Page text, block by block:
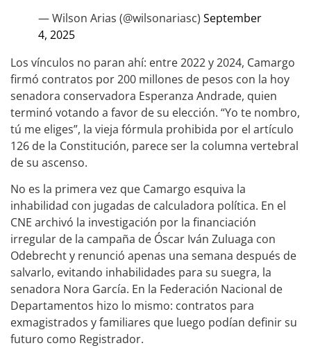
— Wilson Arias (@wilsonariasc) September
4, 2025
Los vínculos no paran ahí: entre 2022 y 2024, Camargo
firmó contratos por 200 millones de pesos con la hoy
senadora conservadora Esperanza Andrade, quien
terminó votando a favor de su elección. “Yo te nombro,
tú me eliges”, la vieja fórmula prohibida por el artículo
126 de la Constitución, parece ser la columna vertebral
de su ascenso.
No es la primera vez que Camargo esquiva la
inhabilidad con jugadas de calculadora política. En el
CNE archivó la investigación por la financiación
irregular de la campaña de Óscar Iván Zuluaga con
Odebrecht y renunció apenas una semana después de
salvarlo, evitando inhabilidades para su suegra, la
senadora Nora García. En la Federación Nacional de
Departamentos hizo lo mismo: contratos para
exmagistrados y familiares que luego podían definir su
futuro como Registrador.